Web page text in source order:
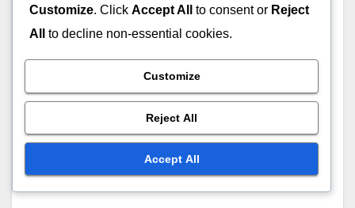
Customize. Click Accept All to consent or Reject
All
to decline non-essential cookies.
Customize
Reject All
Accept All